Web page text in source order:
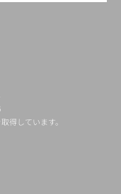
得しています。